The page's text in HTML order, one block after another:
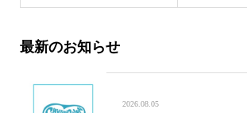
最新のお知らせ
2026.08.05